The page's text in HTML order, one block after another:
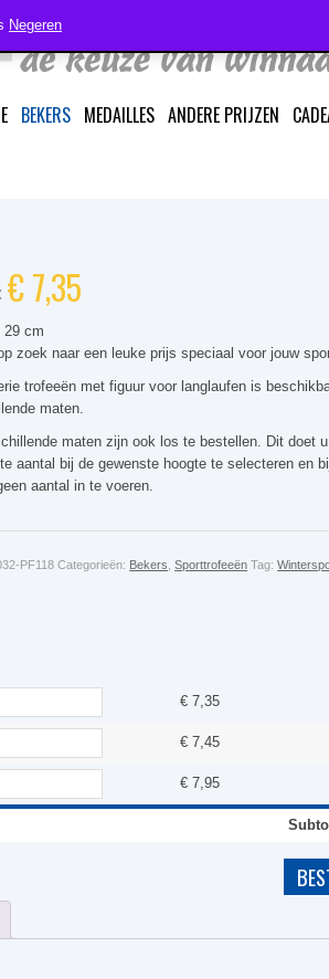
BEKERS MEDAILLES ANDERE PRIJZEN
€7,35
29 cm
zoek naar een leuke prijs speciaal voor jouw
trofeeën met figuur voor langlaufen is
maten.
maten zijn ook los te bestellen. Dit doet
aantal bij de gewenste hoogte te selecteren en
aantal in te voeren.
PF118 Categorieën: Bekers ,Sporttrofeeën Tag:
€ 7,35
€ 7,45
€ 7,95
Negeren